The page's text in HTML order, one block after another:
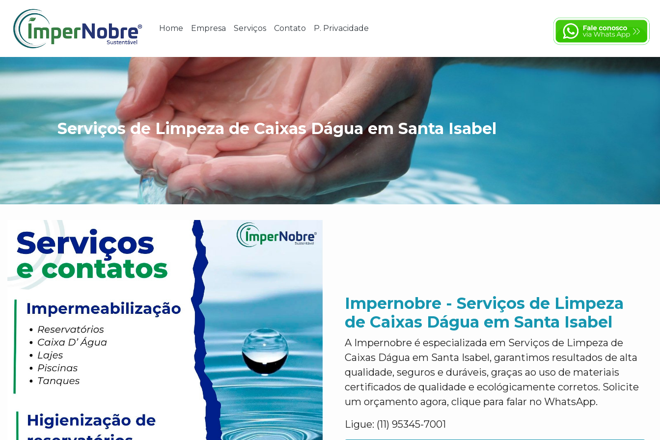
Home Empresa Serviços Contato P. Privacidade
Serviços de Limpeza de Caixas Dágua em Santa Isabel
Impernobre - Serviços de Limpeza
de Caixas Dágua em Santa Isabel
A Impernobre é especializada em Serviços de Limpeza de
Caixas Dágua em Santa Isabel, garantimos resultados de alta
qualidade, seguros e duráveis, graças ao uso de materiais
certificados de qualidade e ecológicamente corretos. Solicite
um orçamento agora, clique para falar no WhatsApp.
Ligue: (11) 95345-7001